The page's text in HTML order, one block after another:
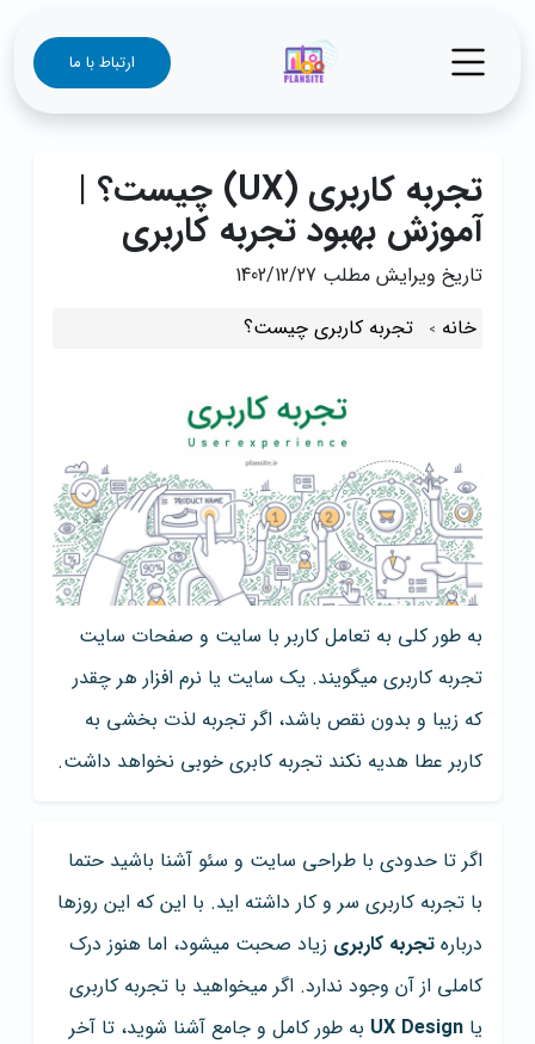
ارتباط با ما
تجربه کاربری (UX) چیست؟ |
آموزش بهبود تجربه کاربری
تاریخ ویرایش مطلب 1402/12/27
خانه
تجربه کاربری چیست؟
به طور کلی به تعامل کاربر با سایت و صفحات سایت
تجربه کاربری میگویند. یک سایت یا نرم افزار هر چقدر
که زیبا و بدون نقص باشد، اگر تجربه لذت بخشی به
کاربر عطا هدیه نکند تجربه کابری خوبی نخواهد داشت.
اگر تا حدودی با طراحی سایت و سئو آشنا باشید حتما
با تجربه کاربری سر و کار داشته اید. با این که این روزها
درباره تجربه کاربری زیاد صحبت میشود، اما هنوز درک
کاملی از آن وجود ندارد. اگر میخواهید با تجربه کاربری
یا UX Design به طور کامل و جامع آشنا شوید، تا آخر